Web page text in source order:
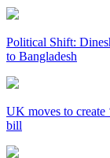
Political Shift:
to Bangladesh
UK moves to create
bill